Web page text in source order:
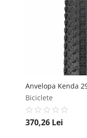
Biciclete
370,26 Lei